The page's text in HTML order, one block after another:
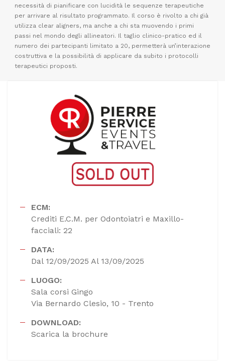
necessità di pianificare con lucidità le sequenze terapeutiche
per arrivare al risultato programmato. Il corso è rivolto a chi già
utilizza clear aligners, ma anche a chi sta muovendo i primi
passi nel mondo degli allineatori. Il taglio clinico-pratico ed il
numero dei partecipanti limitato a 20, permetterà un’interazione
costruttiva e la possibilità di applicare da subito i protocolli
terapeutici proposti.
ECM:
Crediti E.C.M. per Odontoiatri e Maxillo-
facciali: 22
DATA:
Dal 12/09/2025 Al 13/09/2025
LUOGO:
Sala corsi Gingo
Via Bernardo Clesio, 10 - Trento
DOWNLOAD:
Scarica la brochure